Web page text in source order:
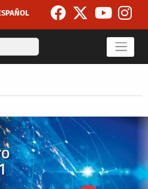
Search